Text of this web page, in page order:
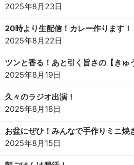
2025年8月23日
20時より生配信！カレー作ります！
2025年8月22日
ツンと香る！あと引く旨さの【きゅ
2025年8月19日
久々のラジオ出演！
2025年8月18日
お盆にぜひ！みんなで手作りミニ焼
2025年8月15日